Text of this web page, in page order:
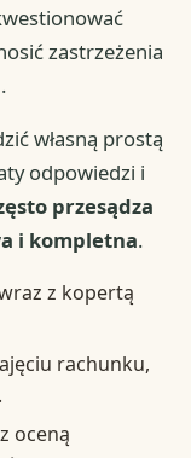
zastrzeżenia
własną prostą
odpowiedzi i
przesądza
i kompletna.
z kopertą
rachunku,
oceną